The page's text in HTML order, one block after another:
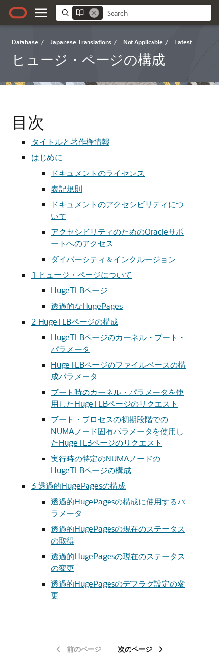
Database / Japanese Translations / Not Applicable / Latest
ヒュージ・ページの構成
目次
タイトルと著作権情報
はじめに
ドキュメントのライセンス
表記規則
ドキュメントのアクセシビリティにつ
いて
アクセシビリティのためのOracleサポ
ートへのアクセス
ダイバーシティ＆インクルージョン
1 ヒュージ・ページについて
HugeTLBページ
透過的なHugePages
2 HugeTLBページの構成
HugeTLBページのカーネル・ブート・
パラメータ
HugeTLBページのファイルベースの構
成パラメータ
ブート時のカーネル・パラメータを使
用したHugeTLBページのリクエスト
ブート・プロセスの初期段階での
NUMAノード固有パラメータを使用し
たHugeTLBページのリクエスト
実行時の特定のNUMAノードの
HugeTLBページの構成
3 透過的HugePagesの構成
透過的HugePagesの構成に使用するパ
ラメータ
透過的HugePagesの現在のステータス
の取得
透過的HugePagesの現在のステータス
の変更
透過的HugePagesのデフラグ設定の変
更
前のページ 次のページ